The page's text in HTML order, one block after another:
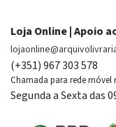
Loja Online | Apoio
(+351) 967 303 578
Chamada para rede móvel
Segunda a Sexta das